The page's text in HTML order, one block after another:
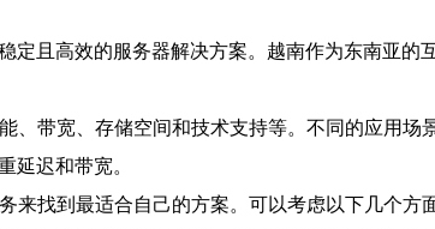
且高效的服务器解决方案。越南作为东南亚
、带宽、存储空间和技术支持等。不同的应用
延迟和带宽。
找到最适合自己的方案。可以考虑以下几个方